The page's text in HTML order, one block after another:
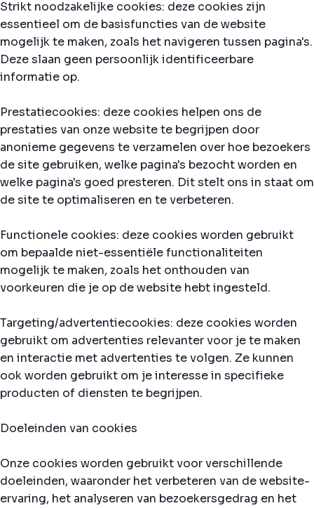
Strikt noodzakelijke cookies: deze cookies zijn
essentieel om de basisfuncties van de website
mogelijk te maken, zoals het navigeren tussen pagina's.
Deze slaan geen persoonlijk identificeerbare
informatie op.
Prestatiecookies: deze cookies helpen ons de
prestaties van onze website te begrijpen door
anonieme gegevens te verzamelen over hoe bezoekers
de site gebruiken, welke pagina's bezocht worden en
welke pagina's goed presteren. Dit stelt ons in staat om
de site te optimaliseren en te verbeteren.
Functionele cookies: deze cookies worden gebruikt
om bepaalde niet-essentiële functionaliteiten
mogelijk te maken, zoals het onthouden van
voorkeuren die je op de website hebt ingesteld.
Targeting/advertentiecookies: deze cookies worden
gebruikt om advertenties relevanter voor je te maken
en interactie met advertenties te volgen. Ze kunnen
ook worden gebruikt om je interesse in specifieke
producten of diensten te begrijpen.
Doeleinden van cookies
Onze cookies worden gebruikt voor verschillende
doeleinden, waaronder het verbeteren van de website-
ervaring, het analyseren van bezoekersgedrag en het